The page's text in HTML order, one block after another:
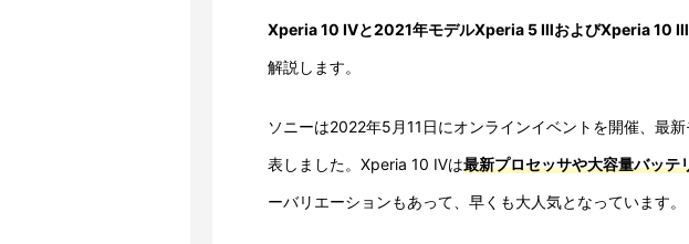
Xperia 10 Ⅳと2021年モデルXperia 5 ⅢおよびXperia 10 Ⅲ
解説します。
ソニーは2022年5月11日にオンラインイベントを開催、最
表しました。Xperia 10 Ⅳは最新プロセッサや大容量バッテ
ーバリエーションもあって、早くも大人気となっています。